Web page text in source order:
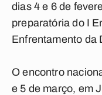
dias 4 e 6 de
preparatória do I
Enfrentamento da
O encontro
e 5 de março, em